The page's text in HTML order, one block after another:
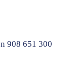
908 651 300